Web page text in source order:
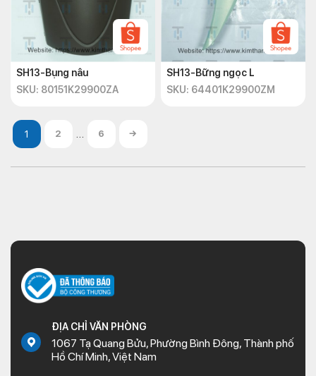
SH13-Bụng nâu
SKU: 80151K29900ZA
SH13-Bững ngọc L
SKU: 64401K29900ZM
2 … 6 →
ĐỊA CHỈ VĂN PHÒNG
1067 Tạ Quang Bửu, Phường Bình Đông, Thành phố
Hồ Chí Minh, Việt Nam